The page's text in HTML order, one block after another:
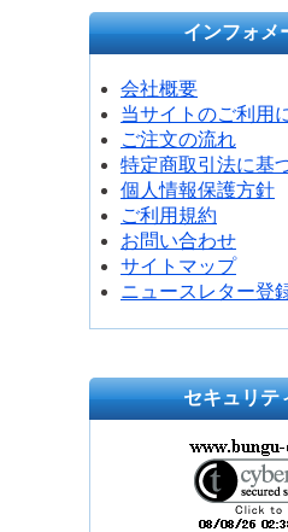
インフォメ
会社概要
当サイトのご利用
ご注文の流れ
特定商取引法に基
個人情報保護方針
ご利用規約
お問い合わせ
サイトマップ
ニュースレター登
セキュリテ